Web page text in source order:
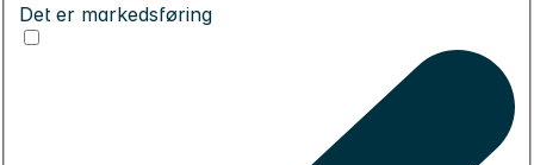
Det er markedsføring